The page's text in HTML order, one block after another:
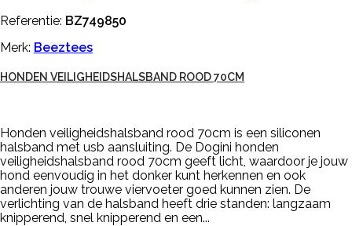
Referentie: BZ749850
Merk: Beeztees
HONDEN VEILIGHEIDSHALSBAND ROOD 70CM
Honden veiligheidshalsband rood 70cm is een siliconen
halsband met usb aansluiting. De Dogini honden
veiligheidshalsband rood 70cm geeft licht, waardoor je jouw
hond eenvoudig in het donker kunt herkennen en ook
anderen jouw trouwe viervoeter goed kunnen zien. De
verlichting van de halsband heeft drie standen: langzaam
knipperend, snel knipperend en een...